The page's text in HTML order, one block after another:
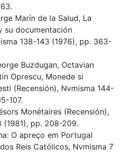
Marín de la Salud, La
su documentación
138-143 (1976), pp. 363-
Buzdugan, Octavian
Oprescu, Monede si
(Recensión), Nvmisma 144-
107.
Monétaires (Recensión),
(1981), pp. 208-209.
O apreço em Portugal
Reis Católicos, Nvmisma 7